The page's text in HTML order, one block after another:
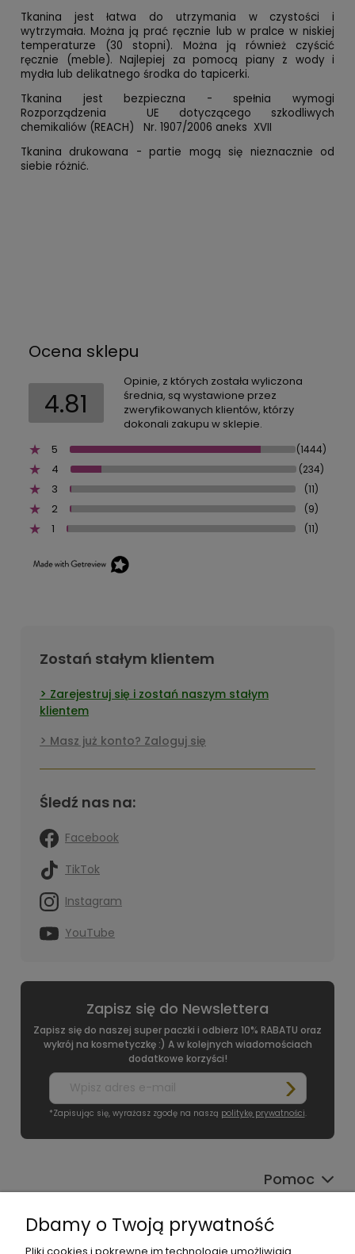
Tkanina jest łatwa do utrzymania w czystości i
wytrzymała. Można ją prać ręcznie lub w pralce w niskiej
temperaturze (30 stopni). Można ją również czyścić
ręcznie (meble). Najlepiej za pomocą piany z wody i
mydła lub delikatnego środka do tapicerki.
Tkanina jest bezpieczna - spełnia wymogi
Rozporządzenia UE dotyczącego szkodliwych
chemikaliów (REACH) Nr. 1907/2006 aneks XVII
Tkanina drukowana - partie mogą się nieznacznie od
siebie różnić.
Ocena sklepu
4.81
Opinie, z których została wyliczona
średnia, są wystawione przez
zweryfikowanych klientów, którzy
dokonali zakupu w sklepie.
5
(1444)
4 (234)
3 (11)
2 (9)
1 (11)
Zostań stałym klientem
Zarejestruj się i zostań naszym stałym
klientem
Masz już konto? Zaloguj się
Śledź nas na:
Facebook
TikTok
Instagram
YouTube
Zapisz się do Newslettera
Zapisz się do naszej super paczki i odbierz 10% RABATU oraz
wykrój na kosmetyczkę :) A w kolejnych wiadomościach
dodatkowe korzyści!
*Zapisując się, wyrażasz zgodę na naszą politykę prywatności.
Pomoc
Moje konto
Płatności i dostawa
Dbamy o Twoją prywatność